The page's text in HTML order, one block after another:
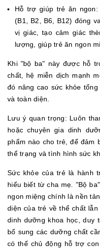
Hỗ trợ giúp trẻ ăn ngon:
(B1, B2, B6, B12) đóng
vị giác, tạo cảm giác
lượng, giúp trẻ ăn ngon
Khi "bộ ba" này được hỗ
chất, hệ miễn dịch mạnh
đó nâng cao sức khỏe
và toàn diện.
Lưu ý quan trọng: Luôn
hoặc chuyên gia dinh
phẩm nào cho trẻ, để đảm
thể trạng và tình hình sức
Sức khỏe của trẻ là hành
hiểu biết từ cha mẹ. "Bộ
ngon miệng chính là nền
diện của trẻ về thể chất
dinh dưỡng khoa học, duy
bổ sung các dưỡng chất
có thể chủ động hỗ trợ